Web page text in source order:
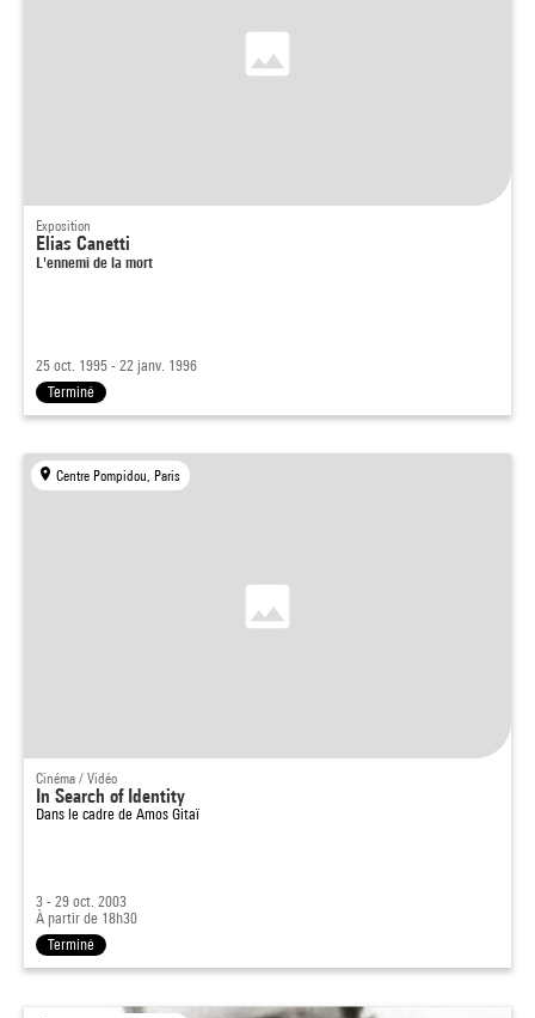
Exposition
Elias Canetti
L'ennemi de la mort
25 oct. 1995 - 22 janv. 1996
Terminé
Centre Pompidou, Paris
Cinéma / Vidéo
In Search of Identity
Dans le cadre de Amos Gitaï
3 - 29 oct. 2003
À partir de 18h30
Terminé